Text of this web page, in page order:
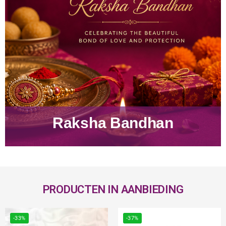
Raksha Bandhan
PRODUCTEN IN AANBIEDING
-33% -37%